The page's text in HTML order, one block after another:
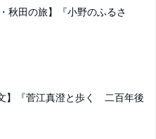
秋田の旅】『小野のふるさ
】『菅江真澄と歩く 二百年後